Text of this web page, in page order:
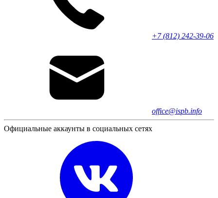
+7 (812) 242-39-06
office@ispb.info
Официальные аккаунты в социальных сетях